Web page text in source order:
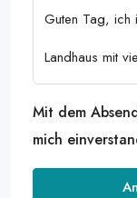
Mit dem
mich